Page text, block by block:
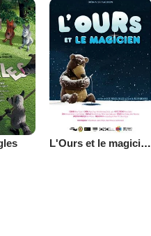
L'Ours et le magicien